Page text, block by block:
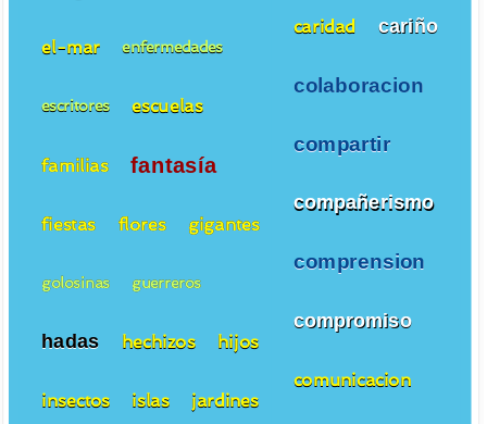
caridad cariño
colaboracion
compartir
compañerismo
comprension
compromiso
comunicacion
el-mar enfermedades
escritores escuelas
familias fantasía
fiestas flores gigantes
golosinas guerreros
hadas hechizos hijos
insectos islas jardines